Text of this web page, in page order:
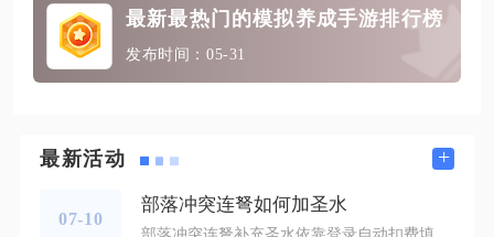
最新最热门的模拟养成手游排行榜
发布时间：05-31
最新活动 +
07-10
部落冲突连弩如何加圣水